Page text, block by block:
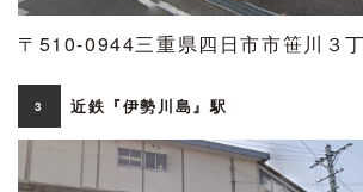
〒510-0944三重県四日市市笹川３
3 近鉄 『伊勢川島』駅